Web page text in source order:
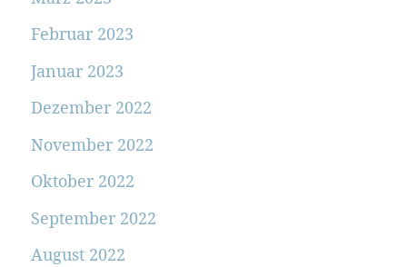
Februar 2023
Januar 2023
Dezember 2022
November 2022
Oktober 2022
September 2022
August 2022